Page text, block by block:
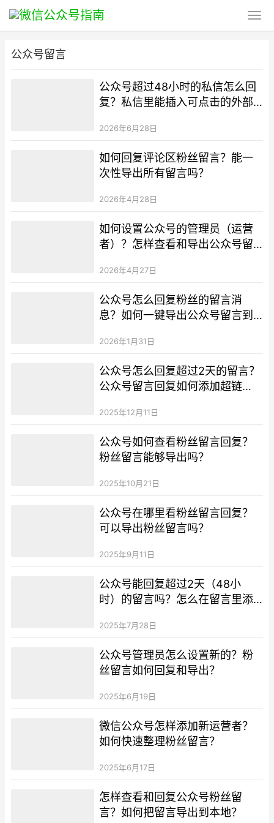
公众号留言
公众号超过48小时的私信怎么回
复？私信里能插入可点击的外部
2026年6月28日
如何回复评论区粉丝留言？能一
次性导出所有留言吗？
2026年4月28日
如何设置公众号的管理员（运营
者）？怎样查看和导出公众号留
2026年4月27日
公众号怎么回复粉丝的留言消
息？如何一键导出公众号留言到
2026年1月31日
公众号怎么回复超过2天的留言？
公众号留言回复如何添加超链
2025年12月11日
公众号如何查看粉丝留言回复？
粉丝留言能够导出吗？
2025年10月21日
公众号在哪里看粉丝留言回复？
可以导出粉丝留言吗？
2025年9月11日
公众号能回复超过2天（48小
时）的留言吗？怎么在留言里添
2025年7月28日
公众号管理员怎么设置新的？粉
丝留言如何回复和导出？
2025年6月19日
微信公众号怎样添加新运营者？
如何快速整理粉丝留言？
2025年6月17日
怎样查看和回复公众号粉丝留
言？如何把留言导出到本地？